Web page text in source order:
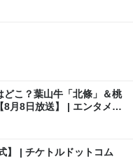
どこ？葉山牛「北條」＆桃
月8日放送】 | エンタメ＆
】 | チケトルドットコム